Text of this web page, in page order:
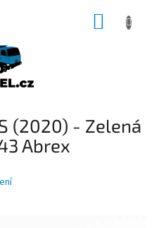
(2020) - Zelená
Abrex